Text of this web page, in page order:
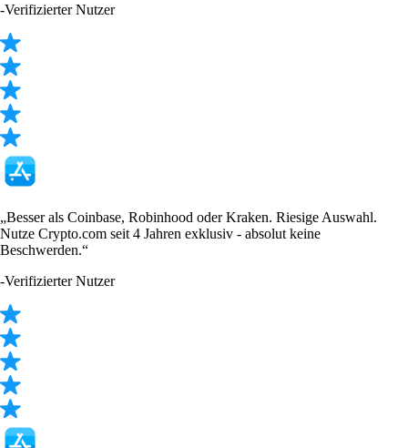
-Verifizierter Nutzer
„Besser als Coinbase, Robinhood oder Kraken. Riesige Auswahl.
Nutze Crypto.com seit 4 Jahren exklusiv - absolut keine
Beschwerden.“
-Verifizierter Nutzer